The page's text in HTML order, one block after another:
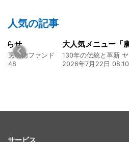
人気の記事
らせ
烹明徳ファンド
2026年7月22日 08:10
サービス